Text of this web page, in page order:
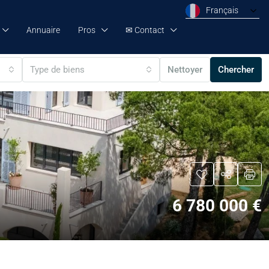
Annuaire Pros ✉ Contact
Français
Type de biens Nettoyer Chercher
6 780 000 €